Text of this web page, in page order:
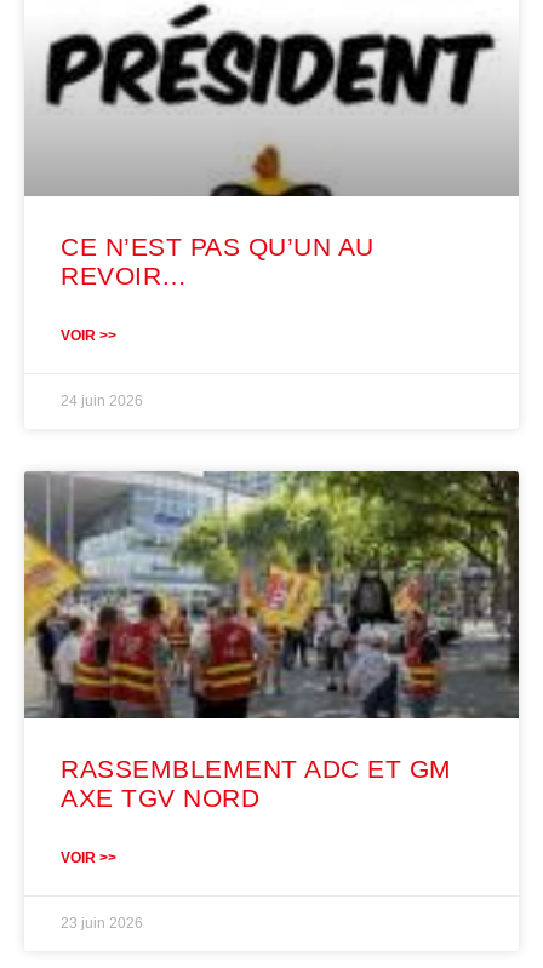
CE N’EST PAS QU’UN AU
REVOIR…
VOIR >>
24 juin 2026
RASSEMBLEMENT ADC ET GM
AXE TGV NORD
VOIR >>
23 juin 2026